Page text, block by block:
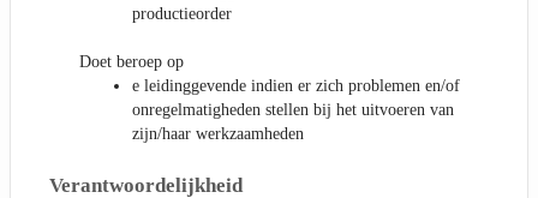
productieorder
Doet beroep op
e leidinggevende indien er zich problemen en/of
onregelmatigheden stellen bij het uitvoeren van
zijn/haar werkzaamheden
Verantwoordelijkheid